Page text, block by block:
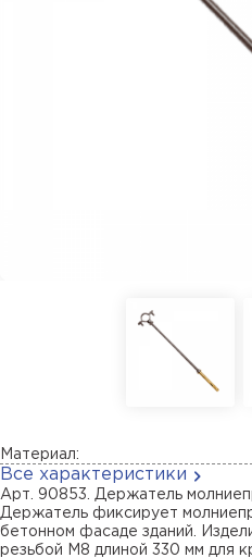
Материал:
Все характеристики
Арт. 90853. Держатель
Держатель фиксирует
бетонном фасаде зданий.
резьбой М8 длиной 330 мм для